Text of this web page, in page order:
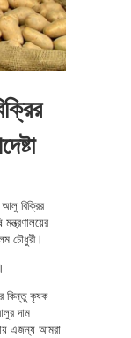
বিক্রির
মন্ত্রণালয়ের
চৌধুরী।
কিন্তু কৃষক
দাম
এজন্য আমরা